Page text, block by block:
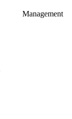
Management